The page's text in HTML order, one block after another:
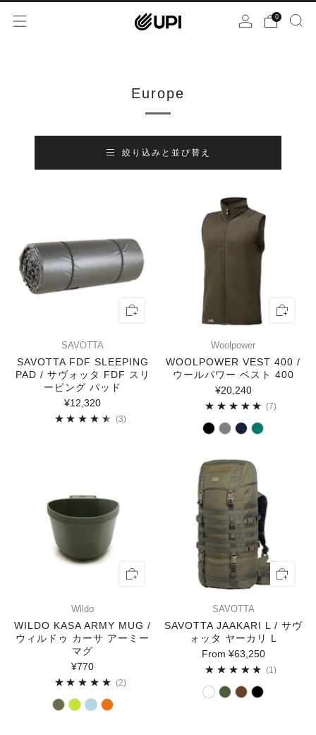
0
Europe
絞り込みと並び替え
SAVOTTA
SAVOTTA FDF SLEEPING
PAD / サヴォッタ FDF スリ
ーピング パッド
¥12,320
(3)3
Woolpower
WOOLPOWER VEST 400 /
ウールパワー ベスト 400
¥20,240
(7)7
Wildo
WILDO KASA ARMY MUG /
ウィルドゥ カーサ アーミー
マグ
¥770
(2)2
SAVOTTA
SAVOTTA JAAKARI L / サヴ
ォッタ ヤーカリ L
From ¥63,250
(1)1